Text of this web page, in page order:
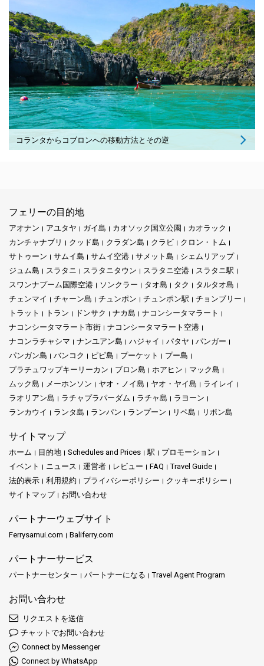
コランタからコブロンへの移動方法とその逆
フェリーの目的地
アオナン アユタヤ ガイ島 カオソック国立公園
カオラック
カンチャナブリ
クッド島 クラダン島 クラビ
クロン・トム
サトゥーン
サムイ島 サムイ空港 サメット島
シェムリアップ
ジュム島
スラタニ スラタニタウン スラタニ空港
スラタニ駅
スワンナプーム国際空港
ソンクラー タオ島 タク
タルタオ島
チェンマイ
チャーン島 チュンポン チュンポン駅
チョンブリー
トラット
トラン ドンサク ナカ島
ナコンシータマラート
ナコンシータマラート市街
ナコンシータマラート空港
ナコンラチャシマ
ナンユアン島 ハジャイ パタヤ
パンガー
パンガン島
バンコク ピピ島 プーケット
プー島
プラチュワップキーリーカン
ブロン島 ホアヒン
マック島
ムック島
メーホンソン ヤオ・ノイ島 ヤオ・ヤイ島
ライレイ
ラオリアン島
ラチャプラパーダム ラチャ島
ラヨーン
ランカウイ
ランタ島 ランパン ランプーン リペ島 リボン島
サイトマップ
ホーム 目的地 Schedules and Prices 駅
プロモーション
イベント
ニュース 運営者 レビュー FAQ
Travel Guide
法的表示
利用規約 プライバシーポリシー
クッキーポリシー
サイトマップ
お問い合わせ
パートナーウェブサイト
Ferrysamui.com Baliferry.com
パートナーサービス
パートナーセンター パートナーになる Travel Agent Program
お問い合わせ
リクエストを送信
チャットでお問い合わせ
Connect by Messenger
Connect by WhatsApp